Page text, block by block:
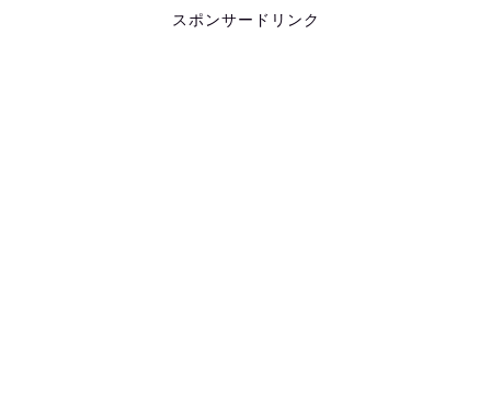
スポンサードリンク